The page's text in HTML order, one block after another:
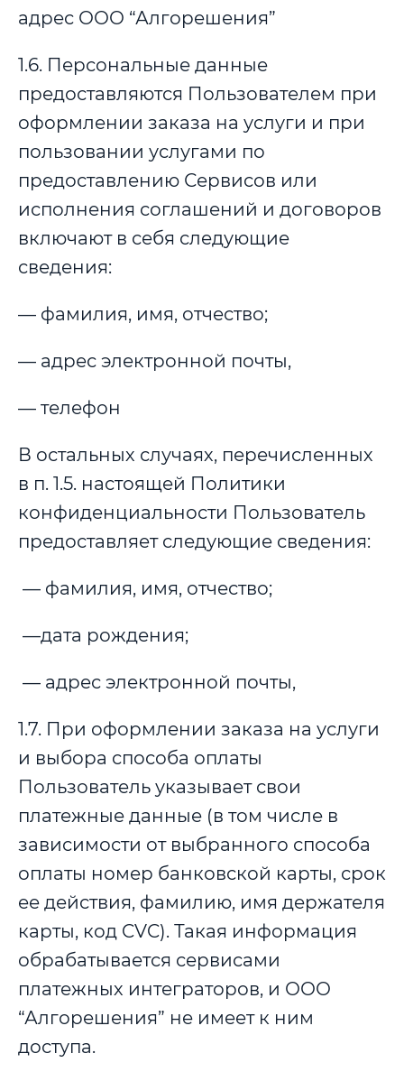
адрес ООО “Алгорешения”
1.6. Персональные данные
предоставляются Пользователем при
оформлении заказа на услуги и при
пользовании услугами по
предоставлению Сервисов или
исполнения соглашений и договоров
включают в себя следующие
сведения:
— фамилия, имя, отчество;
— адрес электронной почты,
— телефон
В остальных случаях, перечисленных
в п. 1.5. настоящей Политики
конфиденциальности Пользователь
предоставляет следующие сведения:
— фамилия, имя, отчество;
—дата рождения;
— адрес электронной почты,
1.7. При оформлении заказа на услуги
и выбора способа оплаты
Пользователь указывает свои
платежные данные (в том числе в
зависимости от выбранного способа
оплаты номер банковской карты, срок
ее действия, фамилию, имя держателя
карты, код CVC). Такая информация
обрабатывается сервисами
платежных интеграторов, и ООО
“Алгорешения” не имеет к ним
доступа.